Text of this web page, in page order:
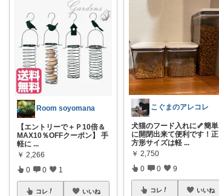
Room soyomana
【エントリーで＋Ｐ10倍＆
MAX10％OFFクーポン】 手
軽に ...
￥ 2,266
0 0 1
コレ いいね
こぐまのアレコレ
犬猫のフード入れに🦴簡単
に開閉出来て便利です！正
方形サイズは軽 ...
￥ 2,750
0 0 9
コレ いいね